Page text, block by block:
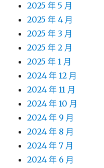
2025 年 5 月
2025 年 4 月
2025 年 3 月
2025 年 2 月
2025 年 1 月
2024 年 12 月
2024 年 11 月
2024 年 10 月
2024 年 9 月
2024 年 8 月
2024 年 7 月
2024 年 6 月